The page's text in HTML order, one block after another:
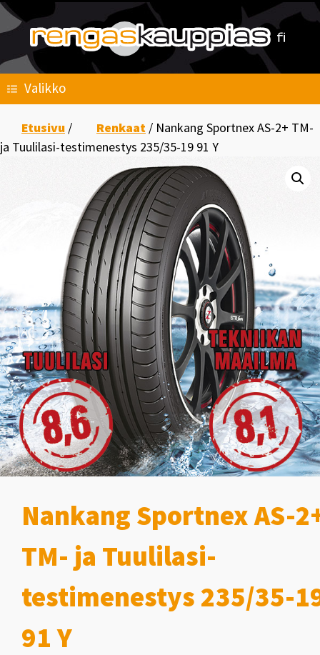
Skip
content
Valikko
Etusivu / Renkaat / Nankang Sportnex AS-2+ TM-
ja Tuulilasi-testimenestys 235/35-19 91 Y
Nankang Sportnex AS-
TM- ja Tuulilasi-
testimenestys 235/35-
91 Y